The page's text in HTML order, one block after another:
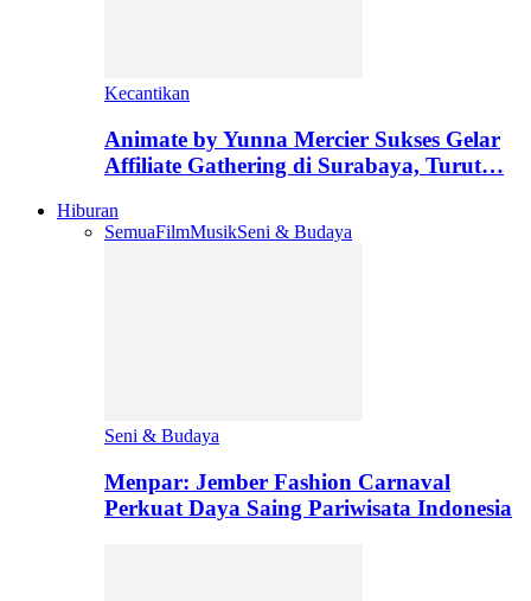
Kecantikan
Animate by Yunna Mercier Sukses Gelar
Affiliate Gathering di Surabaya, Turut…
Hiburan
SemuaFilmMusikSeni & Budaya
Seni & Budaya
Menpar: Jember Fashion Carnaval
Perkuat Daya Saing Pariwisata Indonesia